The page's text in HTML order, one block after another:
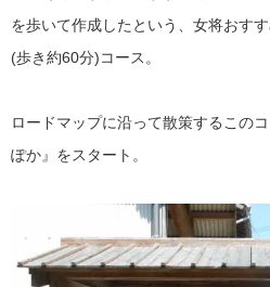
を歩いて作成したという、女将おす
(歩き約60分)コース。
ロードマップに沿って散策するこの
ぽか』をスタート。